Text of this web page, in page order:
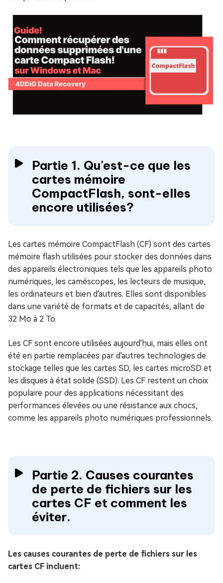
Partie 1. Qu'est-ce que les
cartes mémoire
CompactFlash, sont-elles
encore utilisées?
Les cartes mémoire CompactFlash (CF) sont des cartes
mémoire flash utilisées pour stocker des données dans
des appareils électroniques tels que les appareils photo
numériques, les caméscopes, les lecteurs de musique,
les ordinateurs et bien d'autres. Elles sont disponibles
dans une variété de formats et de capacités, allant de
32 Mo à 2 To.
Les CF sont encore utilisées aujourd'hui, mais elles ont
été en partie remplacées par d'autres technologies de
stockage telles que les cartes SD, les cartes microSD et
les disques à état solide (SSD). Les CF restent un choix
populaire pour des applications nécessitant des
performances élevées ou une résistance aux chocs,
comme les appareils photo numériques professionnels.
Partie 2. Causes courantes
de perte de fichiers sur les
cartes CF et comment les
éviter.
Les causes courantes de perte de fichiers sur les
cartes CF incluent: